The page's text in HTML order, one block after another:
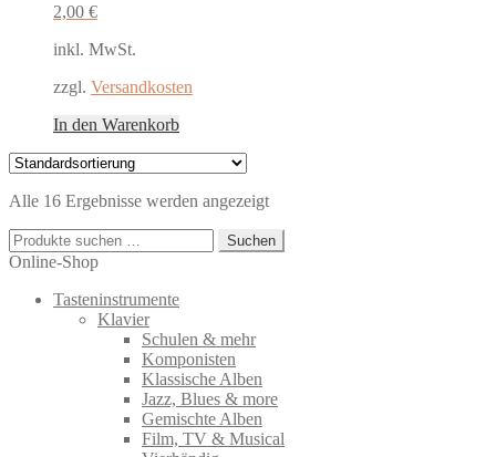
2,00 €
inkl. MwSt.
zzgl. Versandkosten
In den Warenkorb
Alle 16 Ergebnisse werden angezeigt
Suchen
nach:
Suchen
Online-Shop
Tasteninstrumente
Klavier
Schulen & mehr
Komponisten
Klassische Alben
Jazz, Blues & more
Gemischte Alben
Film, TV & Musical